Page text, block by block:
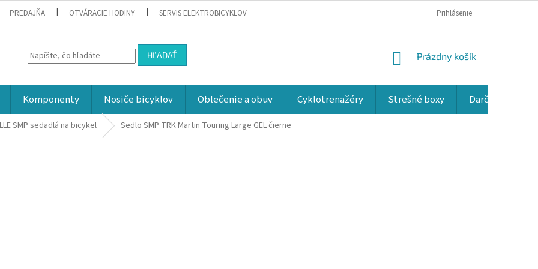
PREDAJŇA OTVÁRACIE HODINY SERVIS ELEKTROBICYKLOV Prihlásenie
HĽADAŤ
NÁKUPNÝ
Prázdny košík
Komponenty Nosiče bicyklov Oblečenie a obuv Cyklotrenažéry Strešné boxy Darčekové
SMP sedadlá na bicykel Sedlo SMP TRK Martin Touring Large GEL čierne